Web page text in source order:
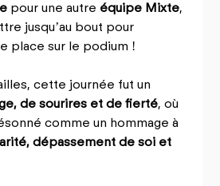
pour une autre équipe Mixte,
jusqu’au bout pour
place sur le podium !
cette journée fut un
de sourires et de fierté, où
comme un hommage à
dépassement de soi et